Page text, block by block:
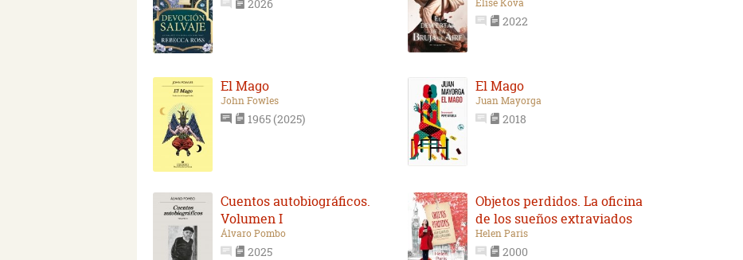
2026 Elise Kova
2022
El Mago
John Fowles
1965 (2025)
El Mago
Juan Mayorga
2018
Cuentos autobiográficos.
Volumen I
Álvaro Pombo
2025
Objetos perdidos. La oficina
de los sueños extraviados
Helen Paris
2000